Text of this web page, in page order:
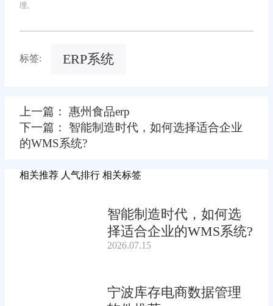
理。
标签: ERP系统
上一篇： 惠州食品erp
下一篇： 智能制造时代，如何选择适合企业
的WMS系统?
相关推荐 人气排行 相关标签
智能制造时代，如何选
择适合企业的WMS系统?
2026.07.15
宁波库存电商数据管理